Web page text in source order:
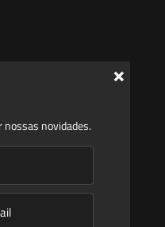
nossas novidades.
×